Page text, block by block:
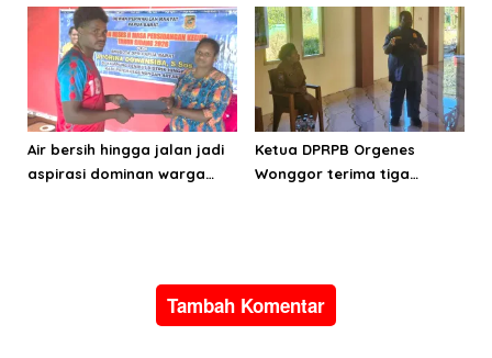
Air bersih hingga jalan jadi
aspirasi dominan warga
Ketua DPRPB Orgenes
Wonggor terima tiga
Tambah Komentar